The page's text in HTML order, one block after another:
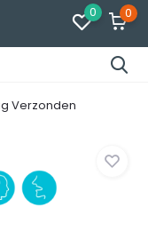
0 0
Verzonden